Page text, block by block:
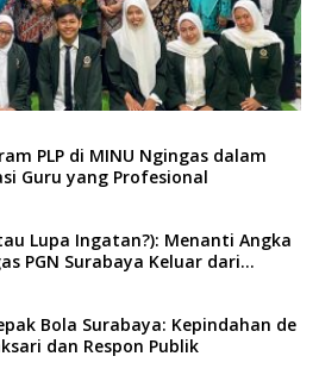
PLP di MINU Ngingas dalam
Guru yang Profesional
Lupa Ingatan?): Menanti Angka
PGN Surabaya Keluar dari
Bola Surabaya: Kepindahan de
dan Respon Publik